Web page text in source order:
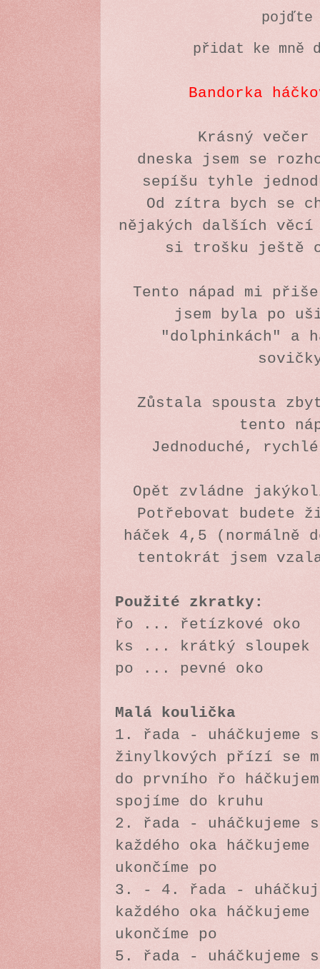
pojďte
přidat ke mně
Bandorka
Krásný
dneska jsem se
sepíšu tyhle
Od zítra bych se
nějakých dalších
si trošku ještě
Tento nápad mi
jsem byla po
"dolphinkách" a
Zůstala spousta
tento
Jednoduché,
Opět zvládne
Potřebovat budete
háček 4,5 (normálně
tentokrát jsem
Použité zkratky:
řo ... řetízkové oko
ks ... krátký sloupek
po ... pevné oko
Malá koulička
1. řada - uháčkujeme
žinylkových přízí se
do prvního řo
spojíme do kruhu
2. řada - uháčkujeme
každého oka
ukončíme po
3. - 4. řada -
každého oka
ukončíme po
5. řada - uháčkujeme